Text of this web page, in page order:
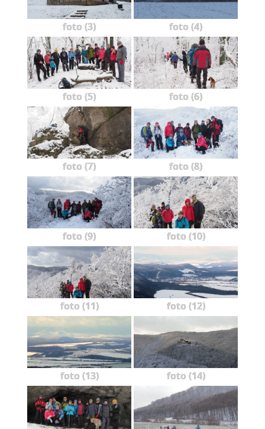
foto (3) foto (4)
foto (5) foto (6)
foto (7) foto (8)
foto (9) foto (10)
foto (11) foto (12)
foto (13) foto (14)